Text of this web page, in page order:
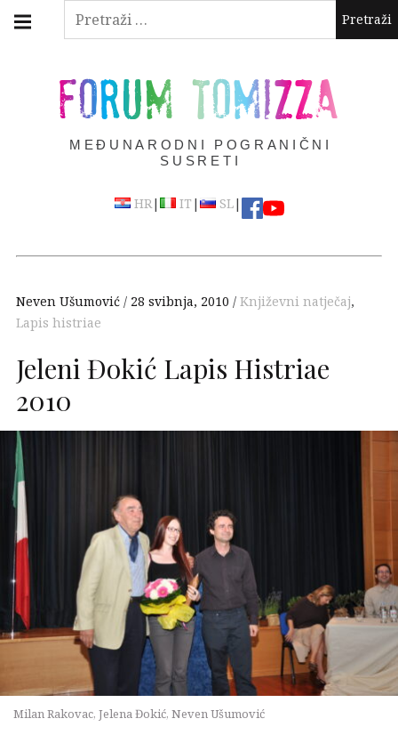
Pretraži:
Skip
FORUM TOMIZZA
MEĐUNARODNI POGRANIČNI
SUSRETI
HR| IT | SL|
navigation
Neven Ušumović 28 svibnja, 2010 Književni natječaj,
Lapis histriae
Jeleni Đokić Lapis Histriae
2010
Milan Rakovac, Jelena Đokić, Neven Ušumović